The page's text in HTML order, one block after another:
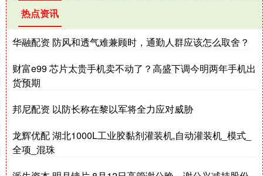
热点资讯
华融配资 防风和透气难兼顾时，通勤人群应该怎么取舍？
财富e99 芯片太贵手机卖不动了？高盛下调今明两年手机出
货预期
邦尼配资 以防长称在黎以军将全力应对威胁
龙辉优配 湖北1000L工业胶黏剂灌装机,自动灌装机_模式_
全项_混珠